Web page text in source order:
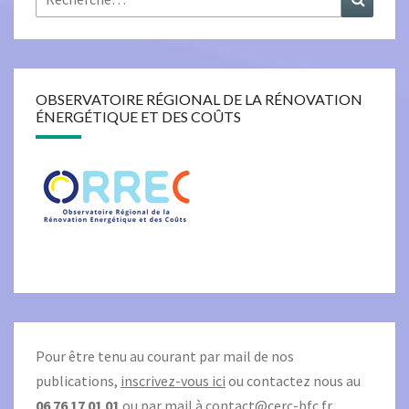
OBSERVATOIRE RÉGIONAL DE LA RÉNOVATION
ÉNERGÉTIQUE ET DES COÛTS
Pour être tenu au courant par mail de nos
publications, inscrivez-vous ici ou contactez nous au
06 76 17 01 01 ou par mail à contact@cerc-bfc.fr